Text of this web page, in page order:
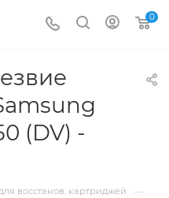
0
(DV) -
восстанов. картриджей —